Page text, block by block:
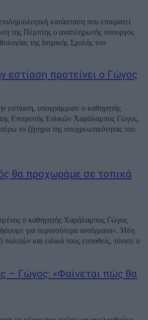
κατάσταση που επικρατεί
της Πέμπτης ο αναπληρωτής υπουργός
της Ιατρικής Σχολής του
εστίαση προτείνει ο Γώγος
εστίαση, υπογράμμισε ο καθηγητής
Επιτροπής Ειδικών Χαράλαμπος Γώγος.
θα προχωράμε σε τοπικά
ο καθηγητής Χαράλαμπος Γώγος
για περισσότερα ανοίγματα». Ήδη
και ειδικά τους ευπαθείς, τόνισε ο
– Γώγος: «Φαίνεται πώς θα